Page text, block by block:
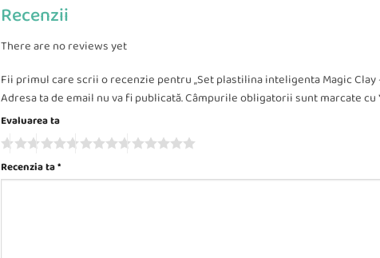
Recenzii
There are no reviews yet
Fii primul care scrii o recenzie pentru „Set plastilina inteligenta Magic Clay
Adresa ta de email nu va fi publicată.Câmpurile obligatorii sunt marcate cu
Evaluarea ta
Recenzia ta*